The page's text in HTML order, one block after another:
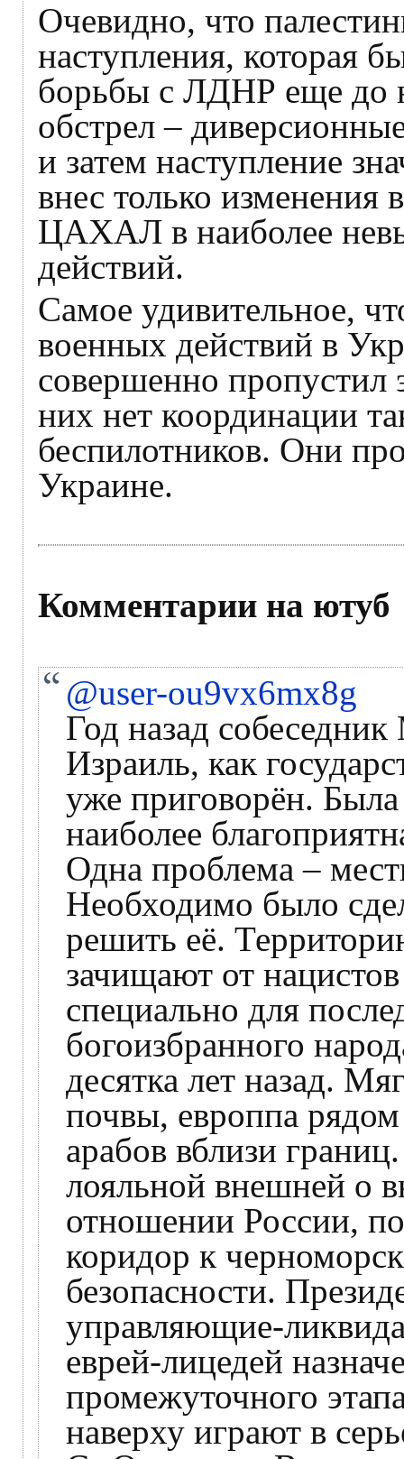
Очевидно, что
наступления, которая
борьбы с ЛДНР еще до
обстрел –
и затем наступление
внес только изменения
ЦАХАЛ в наиболее
действий.
Самое удивительное,
военных действий в
совершенно
них нет координации
беспилотников. Они
Украине.
Комментарии на ютуб
@user-ou9vx6mx8g
Год назад
Израиль, как
уже приговорён.
наиболее
Одна проблема –
Необходимо было
решить её.
зачищают от
специально для
богоизбранного
десятка лет назад.
почвы, европпа
арабов вблизи
лояльной внешней о
отношении России,
коридор к
безопасности.
управляющие-
еврей-лицедей
промежуточного
наверху играют в